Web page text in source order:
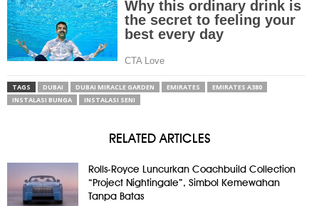
TAGS DUBAI DUBAI MIRACLE GARDEN EMIRATES
EMIRATES A380
INSTALASI BUNGA
INSTALASI SENI
RELATED ARTICLES
Rolls-Royce Luncurkan Coachbuild Collection
“Project Nightingale”, Simbol Kemewahan
Tanpa Batas